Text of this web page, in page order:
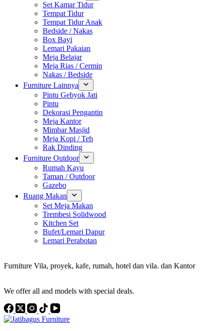
Set Kamar Tidur
Tempat Tidur
Tempat Tidur Anak
Bedside / Nakas
Box Bayi
Lemari Pakaian
Meja Belajar
Meja Rias / Cermin
Nakas / Bedside
Furniture Lainnya
Pintu Gebyok Jati
Pintu
Dekorasi Pengantin
Meja Kantor
Mimbar Masjid
Meja Kopi / Teh
Rak Dinding
Furniture Outdoor
Rumah Kayu
Taman / Outdoor
Gazebo
Ruang Makan
Set Meja Makan
Trembesi Solidwood
Kitchen Set
Bufet/Lemari Dapur
Lemari Perabotan
Furniture Vila, proyek, kafe, rumah, hotel dan vila. dan Kantor
We offer all and models with special deals.